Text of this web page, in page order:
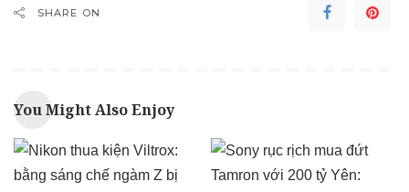
SHARE ON
You Might Also Enjoy